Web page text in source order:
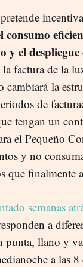
consumo
y el
factura de la
cambiará la
de
tengan un
el Pequeño
y no
que finalmente
semanas
a
punta, llano y
a las